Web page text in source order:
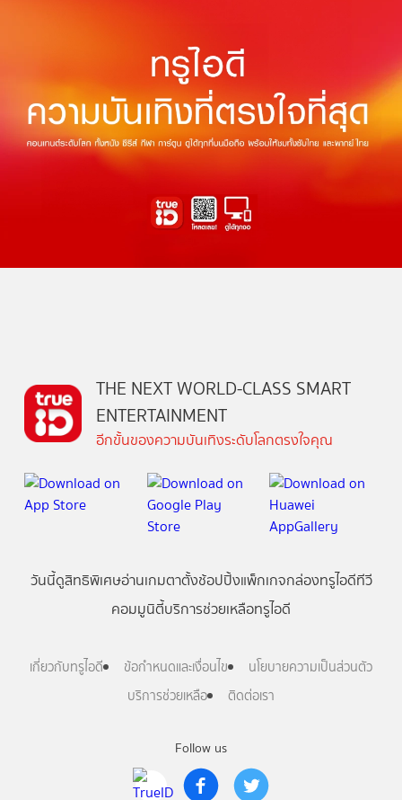
Follow us
THE NEXT WORLD-CLASS SMART
ENTERTAINMENT
อีกขั้นของความบันเทิงระดับโลกตรงใจคุณ
วันนี้ดูสิทธิพิเศษอ่านเกมตาตั้งช้อปปิ้งแพ็กเกจกล่องทรูไอดีทีวี
คอมมูนิตี้บริการช่วยเหลือทรูไอดี
เกี่ยวกับทรูไอดี ข้อกำหนดและเงื่อนไข
นโยบายความเป็นส่วนตัว
บริการช่วยเหลือ
ติดต่อเรา